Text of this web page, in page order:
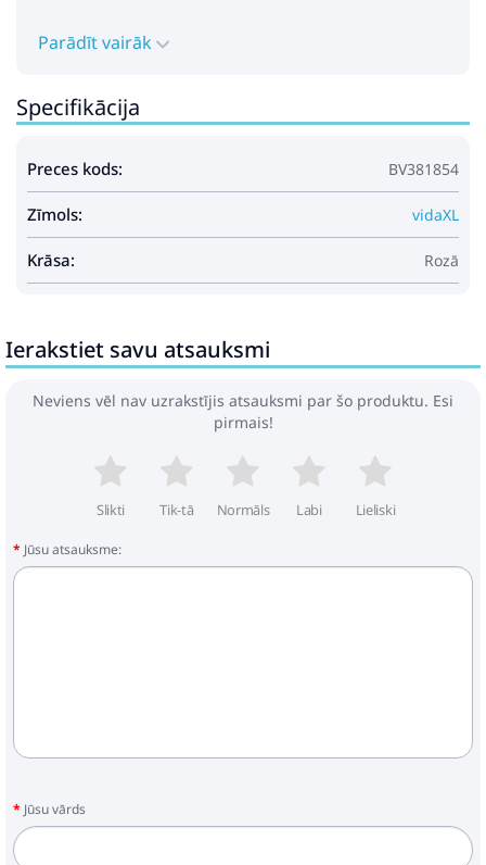
Parādīt vairāk
Specifikācija
Preces kods: BV381854
Zīmols: vidaXL
Krāsa: Rozā
Ierakstiet savu atsauksmi
Neviens vēl nav uzrakstījis atsauksmi par šo produktu. Esi
pirmais!
Slikti Tik-tā Normāls Labi Lieliski
Jūsu atsauksme:
Jūsu vārds